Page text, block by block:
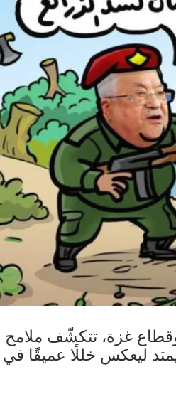
غزة، تتكشّف
ليعكس خللًا عميقًا